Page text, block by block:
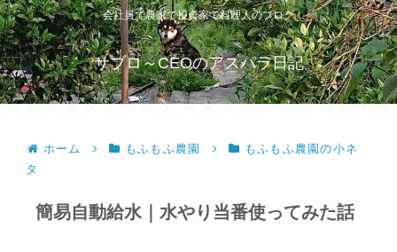
会社員で農家で投資家で料理人のブログ
サブロ～CEOのアスパラ日記
ホーム もふもふ農園
もふもふ農園の小ネ
タ
簡易自動給水｜水やり当番使ってみた話